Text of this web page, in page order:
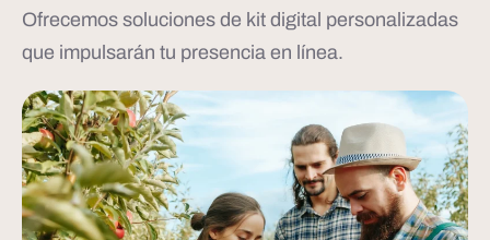
Ofrecemos soluciones de kit digital personalizadas
que impulsarán tu presencia en línea.